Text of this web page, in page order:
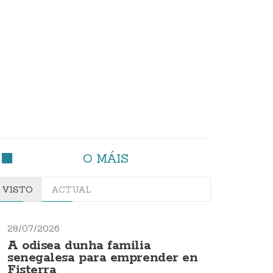
O MÁIS
VISTO ACTUAL
28/07/2026
A odisea dunha familia
senegalesa para emprender en